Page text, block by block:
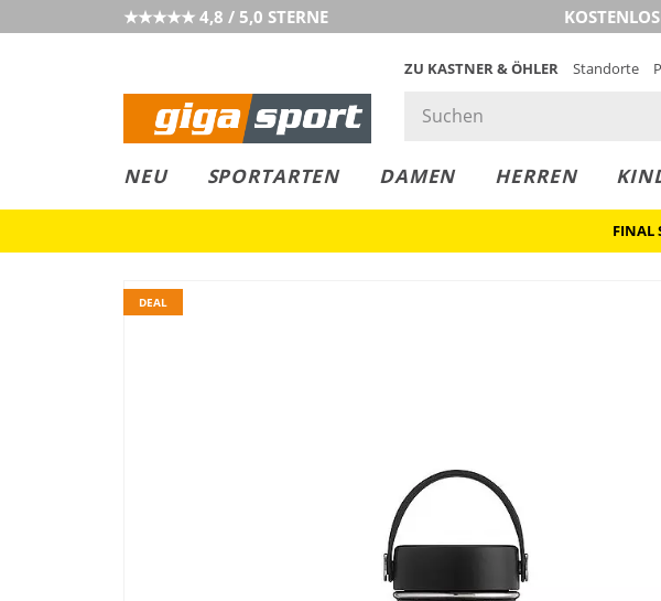
★★★★★ 4,8 / 5,0 STERNE
ZU KASTNER & ÖHLER Standorte
NEU SPORTARTEN DAMEN HERREN
LEASING
COLLECT
RESERVE
FINAL
DEAL